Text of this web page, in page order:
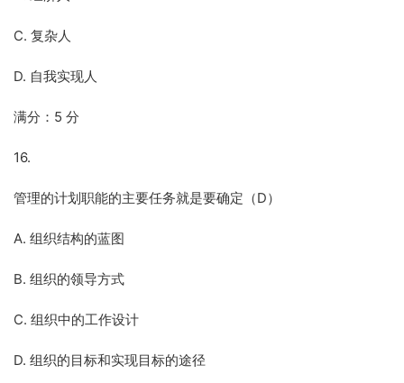
C. 复杂人
D. 自我实现人
满分：5 分
16.
管理的计划职能的主要任务就是要确定（D）
A. 组织结构的蓝图
B. 组织的领导方式
C. 组织中的工作设计
D. 组织的目标和实现目标的途径